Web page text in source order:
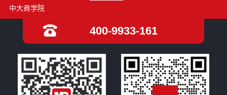
中大商学院
400-9933-161